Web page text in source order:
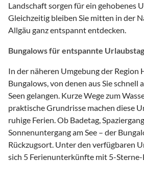
Landschaft sorgen für ein gehobenes
Gleichzeitig bleiben Sie mitten in der
Allgäu ganz entspannt entdecken.
Bungalows für entspannte
In der näheren Umgebung der Region
Bungalows, von denen aus Sie schnell
Seen gelangen. Kurze Wege zum
praktische Grundrisse machen diese
ruhige Ferien. Ob Badetag,
Sonnenuntergang am See – der
Rückzugsort. Unter den verfügbaren
sich 5 Ferienunterkünfte mit 5-